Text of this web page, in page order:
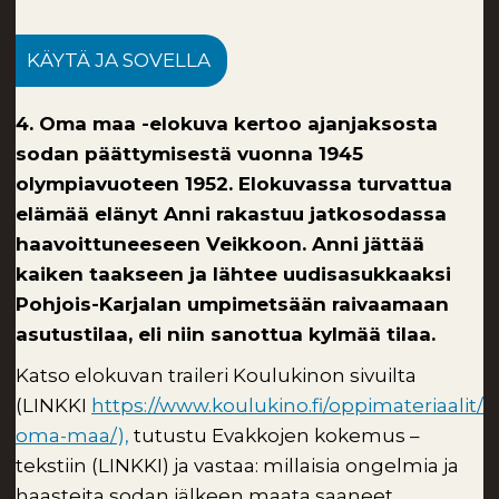
KÄYTÄ JA SOVELLA
4. Oma maa -elokuva kertoo ajanjaksosta
sodan päättymisestä vuonna 1945
olympiavuoteen 1952. Elokuvassa turvattua
elämää elänyt Anni rakastuu jatkosodassa
haavoittuneeseen Veikkoon. Anni jättää
kaiken taakseen ja lähtee uudisasukkaaksi
Pohjois-Karjalan umpimetsään raivaamaan
asutustilaa, eli niin sanottua kylmää tilaa.
Katso elokuvan traileri Koulukinon sivuilta
(LINKKI https://www.koulukino.fi/oppimateriaalit/
oma-maa/), tutustu Evakkojen kokemus –
tekstiin (LINKKI) ja vastaa: millaisia ongelmia ja